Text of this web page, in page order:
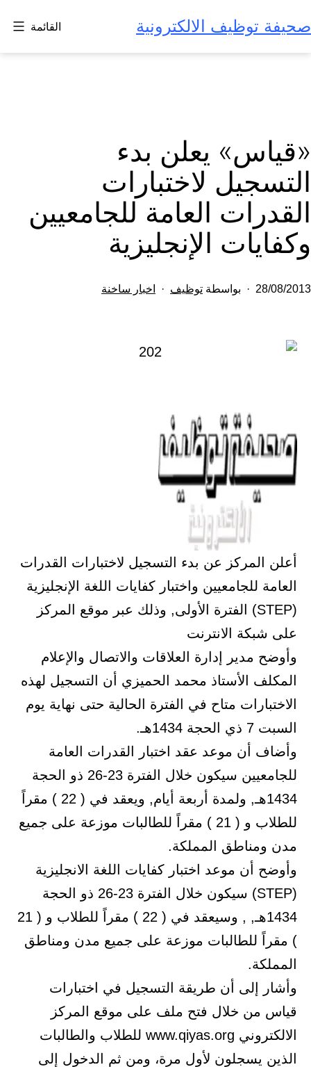
إلى
المحتوى
صحيفة توظيف الالكترونية القائمة
«قياس» يعلن بدء
التسجيل لاختبارات
القدرات العامة للجامعيين
وكفايات الإنجليزية
تم
28/08/2013 بواسطة توظيف
مصنف
اخبار ساخنة
أعلن المركز عن بدء التسجيل لاختبارات القدرات
العامة للجامعيين واختبار كفايات اللغة الإنجليزية
(STEP) الفترة الأولى, وذلك عبر موقع المركز
على شبكة الانترنت
وأوضح مدير إدارة العلاقات والاتصال والإعلام
المكلف الأستاذ محمد الحميزي أن التسجيل لهذه
الاختبارات متاح في الفترة الحالية حتى نهاية يوم
السبت 7 ذي الحجة 1434هـ.
وأضاف أن موعد عقد اختبار القدرات العامة
للجامعيين سيكون خلال الفترة 23-26 ذو الحجة
1434هـ, ولمدة أربعة أيام, ويعقد في ( 22 ) مقراً
للطلاب و ( 21 ) مقراً للطالبات موزعة على جميع
مدن ومناطق المملكة.
وأوضح أن موعد اختبار كفايات اللغة الانجليزية
(STEP) سيكون خلال الفترة 23-26 ذو الحجة
1434هـ, , وسيعقد في ( 22 ) مقراً للطلاب و ( 21
) مقراً للطالبات موزعة على جميع مدن ومناطق
المملكة.
وأشار إلى أن طريقة التسجيل في اختبارات
قياس من خلال فتح ملف على موقع المركز
الالكتروني www.qiyas.org للطلاب والطالبات
الذين يسجلون لأول مرة، ومن ثم الدخول إلى